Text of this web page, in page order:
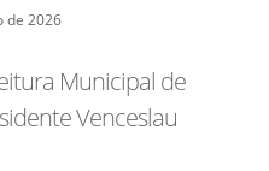
de 2026
Municipal de
Venceslau